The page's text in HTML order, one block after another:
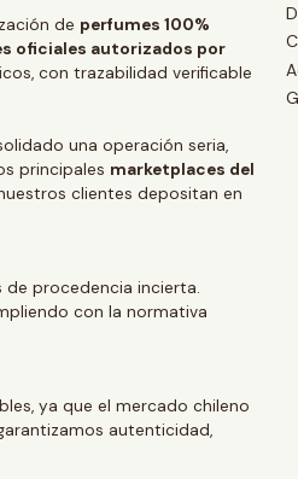
de perfumes 100%
oficiales autorizados por
con trazabilidad verificable
una operación seria,
principales marketplaces del
clientes depositan en
procedencia incierta.
con la normativa
ya que el mercado chileno
garantizamos autenticidad,